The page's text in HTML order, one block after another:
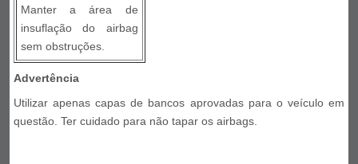
Manter a área de
insuflação do airbag
sem obstruções.
Advertência
Utilizar apenas capas de bancos aprovadas para o veículo em
questão. Ter cuidado para não tapar os airbags.